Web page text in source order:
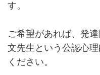
す。
ご希望があれば、発
文先生という公認心
ください。